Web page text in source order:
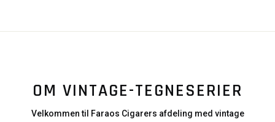
OM VINTAGE-TEGNESERIER
Velkommen til Faraos Cigarers afdeling med vintage